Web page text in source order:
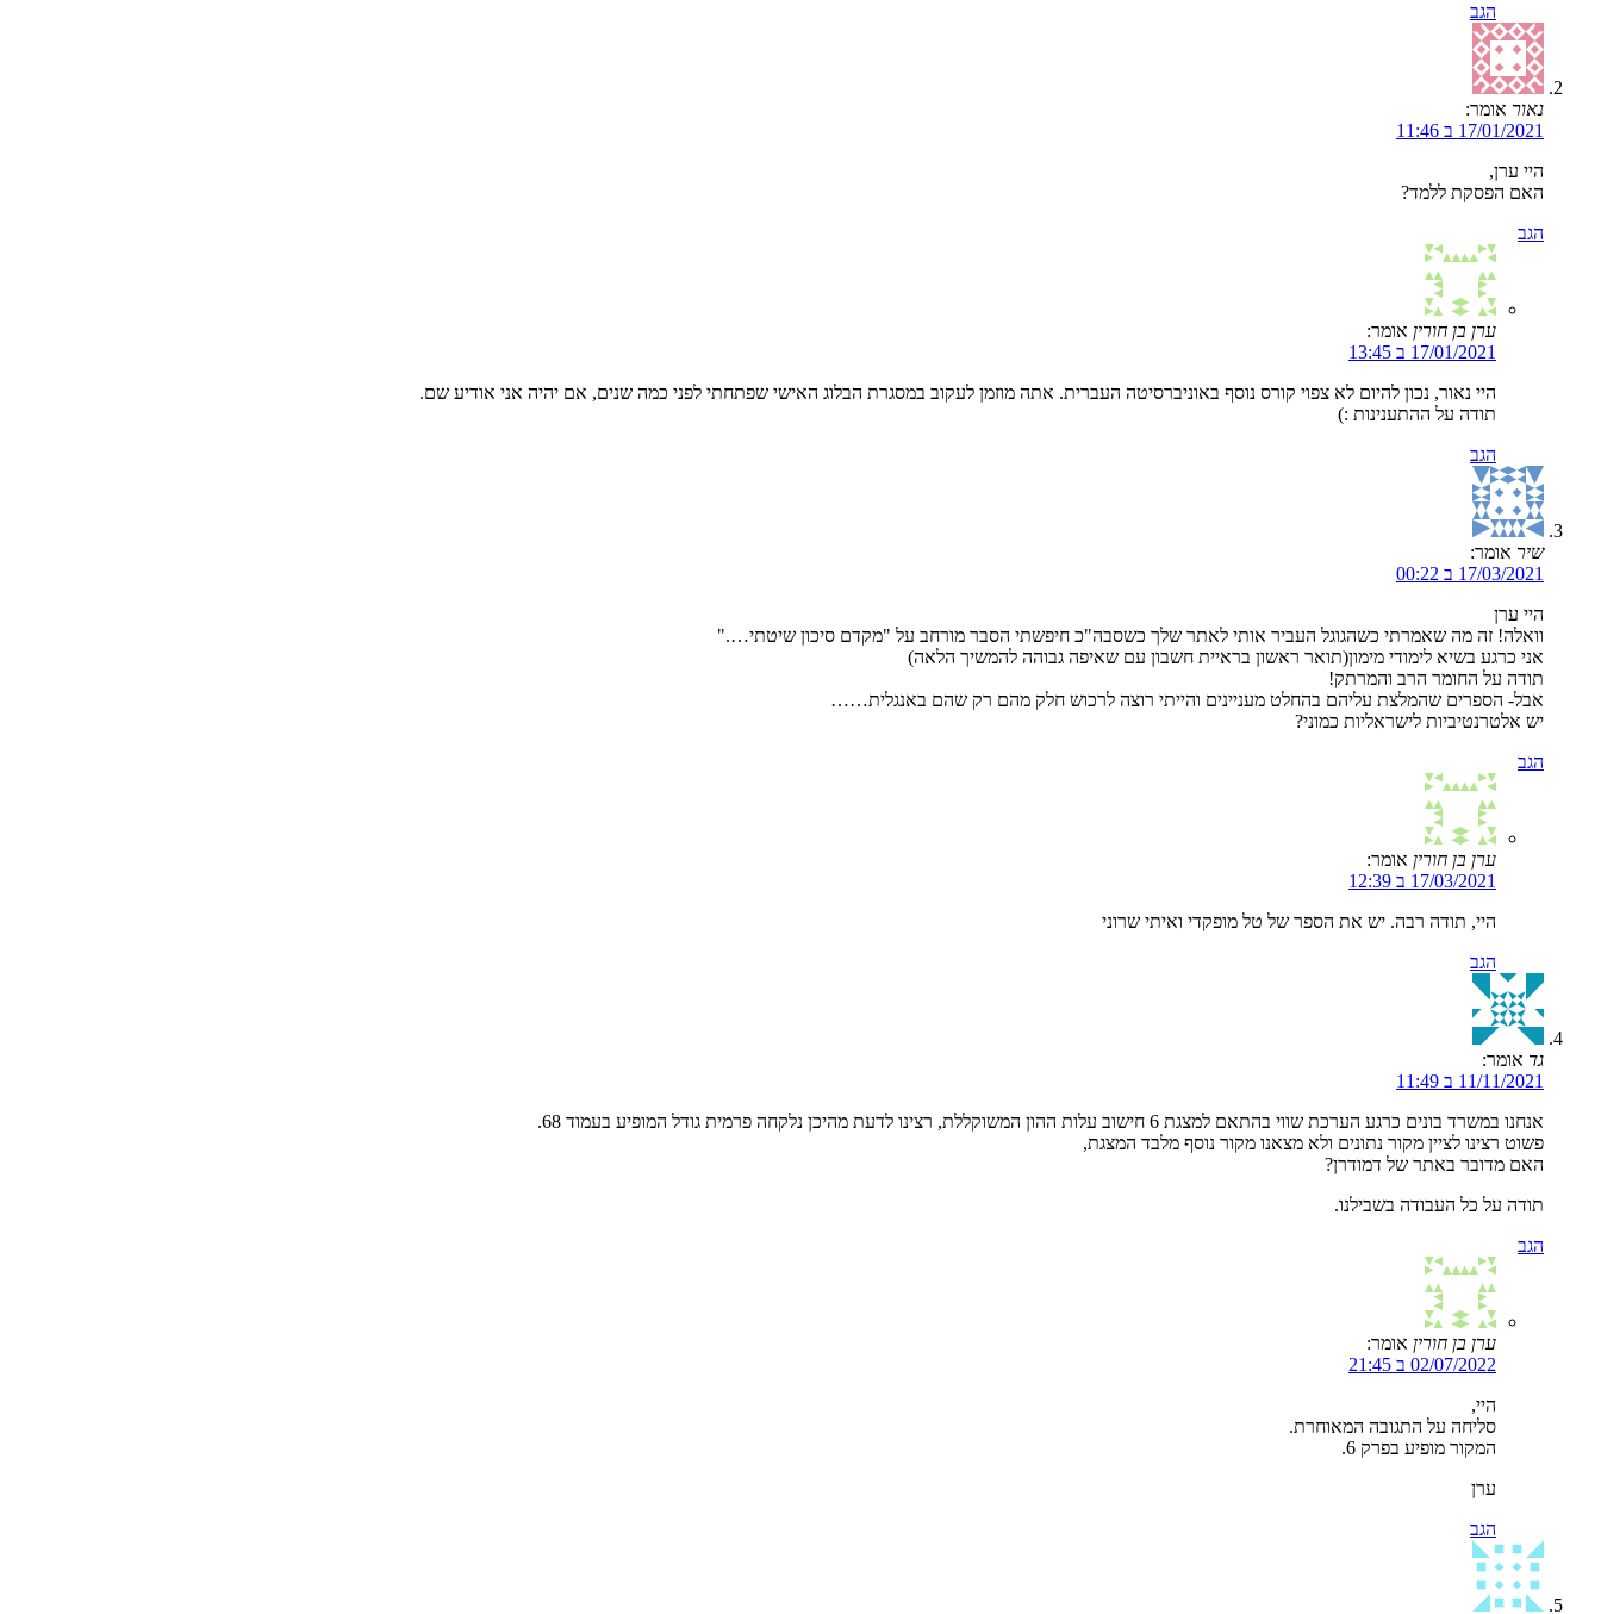
הגב
נאור אומר:
17/01/2021 ב 11:46
היי ערן,
האם הפסקת ללמד?
הגב
ערן בן חורין אומר:
17/01/2021 ב 13:45
היי נאור, נכון להיום לא צפוי קורס נוסף באוניברסיטה העברית. אתה מוזמן לעקוב במסגרת הבלוג האישי שפתחתי לפני כמה שנים, אם יהיה אני אודיע שם.
תודה על ההתענינות :)
הגב
שיר אומר:
17/03/2021 ב 00:22
היי ערן
וואלה! זה מה שאמרתי כשהגוגל העביר אותי לאתר שלך כשסבה"כ חיפשתי הסבר מורחב על "מקדם סיכון שיטתי…."
אני כרגע בשיא לימודי מימון(תואר ראשון בראיית חשבון עם שאיפה גבוהה להמשיך הלאה)
תודה על החומר הרב והמרתק!
אבל- הספרים שהמלצת עליהם בהחלט מעניינים והייתי רוצה לרכוש חלק מהם רק שהם באנגלית……
יש אלטרנטיביות לישראליות כמוני?
הגב
ערן בן חורין אומר:
17/03/2021 ב 12:39
היי, תודה רבה. יש את הספר של טל מופקדי ואיתי שרוני
הגב
גד אומר:
11/11/2021 ב 11:49
אנחנו במשרד בונים כרגע הערכת שווי בהתאם למצגת 6 חישוב עלות ההון המשוקללת, רצינו לדעת מהיכן נלקחה פרמית גודל המופיע בעמוד 68.
פשוט רצינו לציין מקור נתונים ולא מצאנו מקור נוסף מלבד המצגת,
האם מדובר באתר של דמודרן?
תודה על כל העבודה בשבילנו.
הגב
ערן בן חורין אומר:
02/07/2022 ב 21:45
היי,
סליחה על התגובה המאוחרת.
המקור מופיע בפרק 6.
ערן
הגב